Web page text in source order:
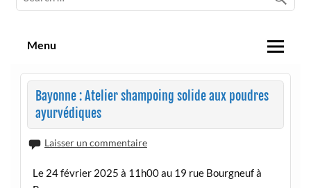
Menu
Bayonne : Atelier shampoing solide aux poudres
ayurvédiques
Laisser un commentaire
Le 24 février 2025 à 11h00 au 19 rue Bourgneuf à